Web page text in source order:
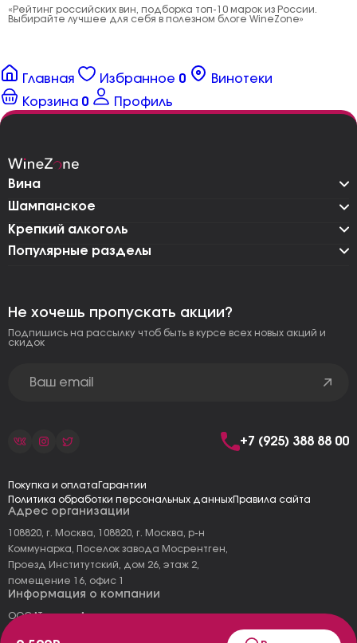
«Рейтинг российских вин, подборка топ-10 марок из России.
Выбирайте лучшее для себя в полезном блоге WineZone»
Главная Избранное 0
Винотеки
Корзина 0 Профиль
Вина
Шампанское
Крепкий алкоголь
Популярные разделы
Адрес организации
108820, г. Москва, 108820, г. Москва, р-н
Коммунарка, Поселок завода Мосрентген,
Проезд Институтский, дом 26, этаж 2,
помещение 16, офис 1
Информация о компании
ООО "Тоскана"
Не хочешь пропускать акции?
Подпишись на рассылку чтоб быть в курсе всех новых акций и
скидок
+7 (925) 388 88 00
Покупка и оплата Гарантии
Политика обработки персональных данныхПравила сайта